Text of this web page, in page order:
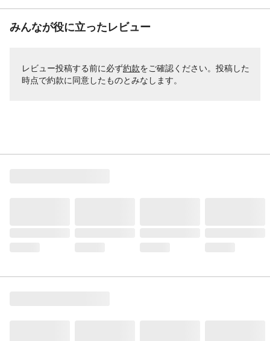
みんなが役に立ったレビュー
レビュー投稿する前に必ず約款をご確認ください。投稿した
時点で約款に同意したものとみなします。